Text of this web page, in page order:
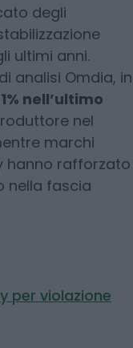
degli
ultimi anni.
analisi Omdia, in
nell’ultimo
nel
marchi
hanno rafforzato
nella fascia
per violazione